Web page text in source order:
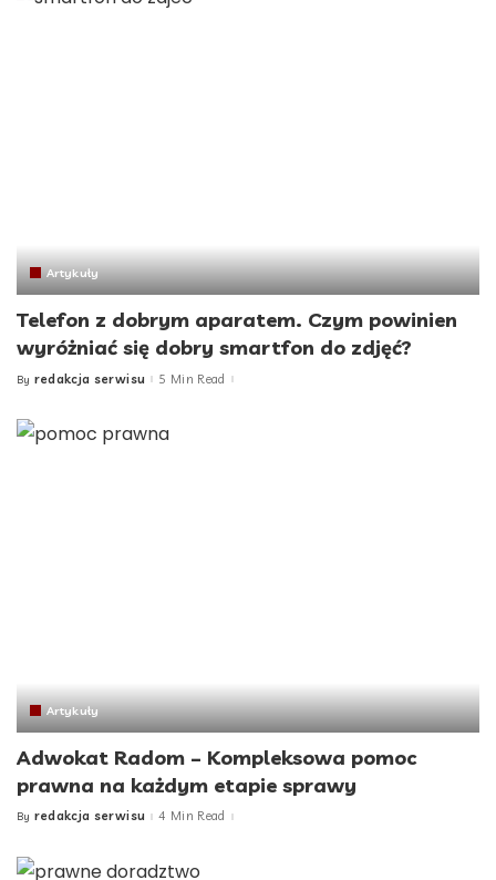
Artykuły
Telefon z dobrym aparatem. Czym powinien
wyróżniać się dobry smartfon do zdjęć?
Posted
By redakcja serwisu 5 Min Read
Artykuły
Adwokat Radom – Kompleksowa pomoc
prawna na każdym etapie sprawy
Posted
By redakcja serwisu 4 Min Read